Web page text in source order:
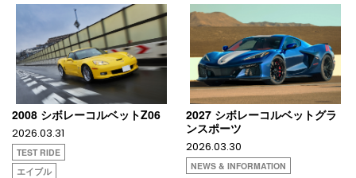
2008 シボレーコルベットZ06
2026.03.31
TEST RIDE
エイブル
2027 シボレーコルベットグラ
ンスポーツ
2026.03.30
NEWS & INFORMATION